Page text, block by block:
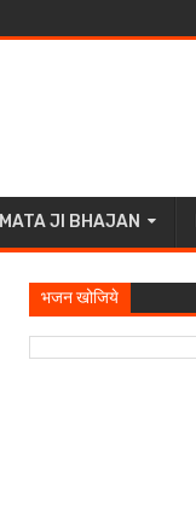
MATA JI BHAJAN
भजन खोजिये